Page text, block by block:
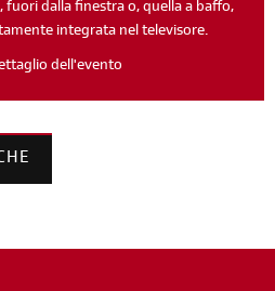
fuori dalla finestra o, quella a baffo,
integrata nel televisore.
dell'evento